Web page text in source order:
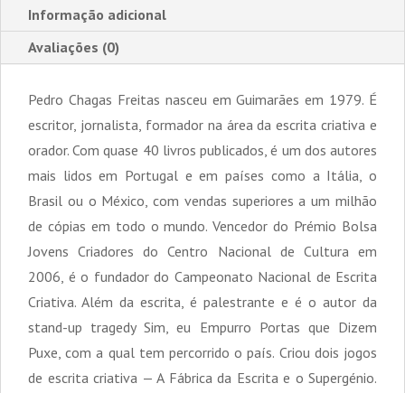
Informação adicional
Avaliações (0)
Pedro Chagas Freitas nasceu em Guimarães em 1979. É
escritor, jornalista, formador na área da escrita criativa e
orador. Com quase 40 livros publicados, é um dos autores
mais lidos em Portugal e em países como a Itália, o
Brasil ou o México, com vendas superiores a um milhão
de cópias em todo o mundo. Vencedor do Prémio Bolsa
Jovens Criadores do Centro Nacional de Cultura em
2006, é o fundador do Campeonato Nacional de Escrita
Criativa. Além da escrita, é palestrante e é o autor da
stand-up tragedy Sim, eu Empurro Portas que Dizem
Puxe, com a qual tem percorrido o país. Criou dois jogos
de escrita criativa — A Fábrica da Escrita e o Supergénio.